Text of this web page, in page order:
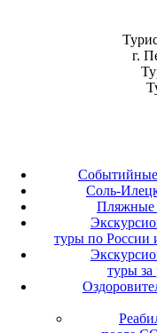
г.
Соль-
туры по
туры